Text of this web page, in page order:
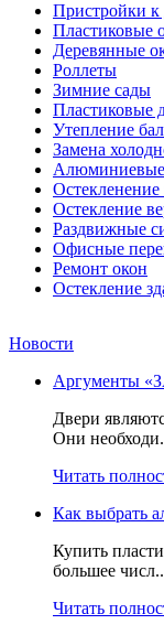
Пристройки к
Пластиковые
Деревянные
Роллеты
Зимние сады
Пластиковые
Утепление
Замена
Алюминиевые
Остекление
Раздвижные
Офисные
Ремонт окон
Остекление
Новости
Аргументы
Двери
Они
Читать
Как выбрать
Купить
большее
Читать